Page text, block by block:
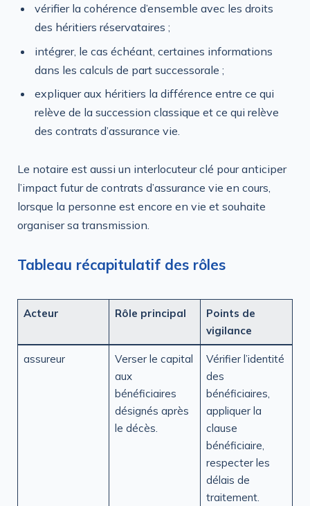
vérifier la cohérence d’ensemble avec les droits
des héritiers réservataires ;
intégrer, le cas échéant, certaines informations
dans les calculs de part successorale ;
expliquer aux héritiers la différence entre ce qui
relève de la succession classique et ce qui relève
des contrats d’assurance vie.
Le notaire est aussi un interlocuteur clé pour anticiper
l’impact futur de contrats d’assurance vie en cours,
lorsque la personne est encore en vie et souhaite
organiser sa transmission.
Tableau récapitulatif des rôles
Acteur Rôle principal
Points de
vigilance
assureur
Verser le capital
aux
bénéficiaires
désignés après
le décès.
Vérifier l’identité
des
bénéficiaires,
appliquer la
clause
bénéficiaire,
respecter les
délais de
traitement.